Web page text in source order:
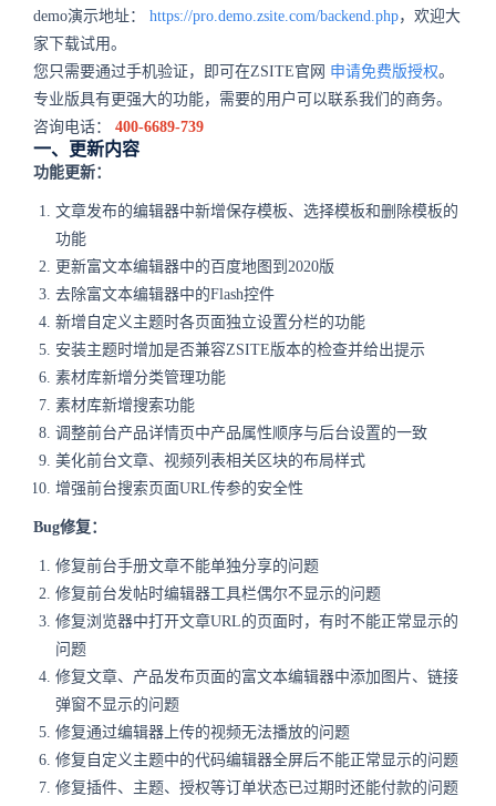
demo演示地址： https://pro.demo.zsite.com/backend.php，欢迎大
家下载试用。
您只需要通过手机验证，即可在ZSITE官网 申请免费版授权。
专业版具有更强大的功能，需要的用户可以联系我们的商务。
咨询电话： 400-6689-739
一、更新内容
功能更新：
文章发布的编辑器中新增保存模板、选择模板和删除模板的
功能
更新富文本编辑器中的百度地图到2020版
去除富文本编辑器中的Flash控件
新增自定义主题时各页面独立设置分栏的功能
安装主题时增加是否兼容ZSITE版本的检查并给出提示
素材库新增分类管理功能
素材库新增搜索功能
调整前台产品详情页中产品属性顺序与后台设置的一致
美化前台文章、视频列表相关区块的布局样式
增强前台搜索页面URL传参的安全性
Bug修复：
修复前台手册文章不能单独分享的问题
修复前台发帖时编辑器工具栏偶尔不显示的问题
修复浏览器中打开文章URL的页面时，有时不能正常显示的
问题
修复文章、产品发布页面的富文本编辑器中添加图片、链接
弹窗不显示的问题
修复通过编辑器上传的视频无法播放的问题
修复自定义主题中的代码编辑器全屏后不能正常显示的问题
修复插件、主题、授权等订单状态已过期时还能付款的问题